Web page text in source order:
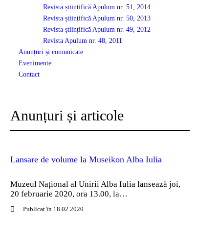
Revista științifică Apulum nr. 51, 2014
Revista științifică Apulum nr. 50, 2013
Revista științifică Apulum nr. 49, 2012
Revista Apulum nr. 48, 2011
Anunțuri și comunicate
Evenimente
Contact
Anunțuri și articole
Lansare de volume la Museikon Alba Iulia
Muzeul Național al Unirii Alba Iulia lansează joi,
20 februarie 2020, ora 13.00, la…
Publicat în 18.02.2020